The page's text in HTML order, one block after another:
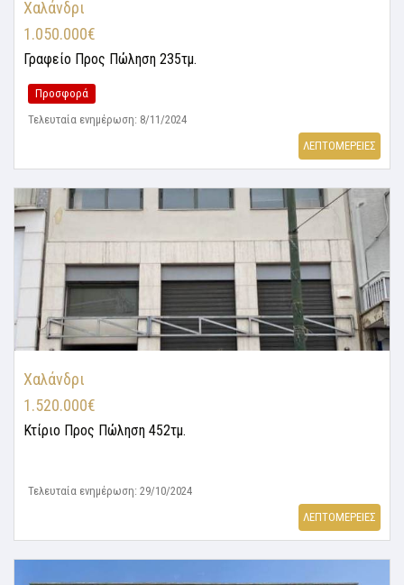
Χαλάνδρι
1.050.000€
Γραφείο Προς Πώληση 235τμ.
Προσφορά
Τελευταία ενημέρωση: 8/11/2024
ΛΕΠΤΟΜΕΡΕΙΕΣ
Χαλάνδρι
1.520.000€
Κτίριο Προς Πώληση 452τμ.
Τελευταία ενημέρωση: 29/10/2024
ΛΕΠΤΟΜΕΡΕΙΕΣ